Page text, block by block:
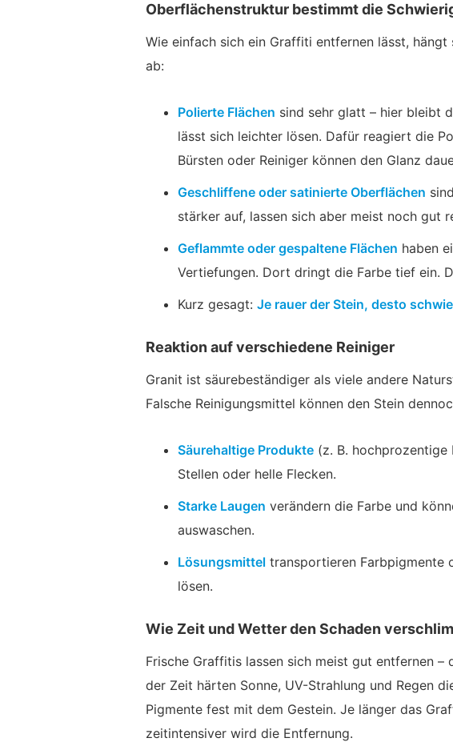
Oberflächenstruktur bestimmt die
Wie einfach sich ein Graffiti entfernen lässt,
ab:
Polierte Flächen sind sehr glatt – hier bleibt
lässt sich leichter lösen. Dafür reagiert die
Bürsten oder Reiniger können den Glanz
Geschliffene oder satinierte Oberflächen
stärker auf, lassen sich aber meist noch gut
Geflammte oder gespaltene Flächen haben
Vertiefungen. Dort dringt die Farbe tief ein.
Kurz gesagt: Je rauer der Stein, desto
Reaktion auf verschiedene Reiniger
Granit ist säurebeständiger als viele andere
Falsche Reinigungsmittel können den Stein
Säurehaltige Produkte (z. B. hochprozentige
Stellen oder helle Flecken.
Starke Laugen verändern die Farbe und
auswaschen.
Lösungsmittel transportieren Farbpigmente
lösen.
Wie Zeit und Wetter den Schaden
Frische Graffitis lassen sich meist gut entfernen
der Zeit härten Sonne, UV-Strahlung und Regen
Pigmente fest mit dem Gestein. Je länger das
zeitintensiver wird die Entfernung.